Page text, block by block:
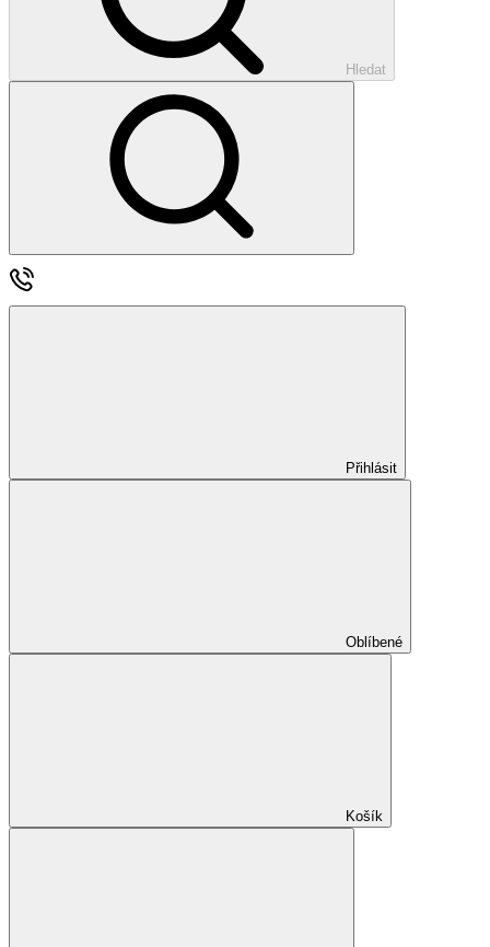
Hledat
Přihlásit
Oblíbené
Košík